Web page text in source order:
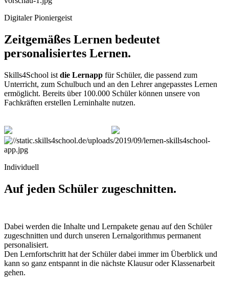
Digitaler Pioniergeist
Zeitgemäßes Lernen bedeutet
personalisiertes Lernen.
Skills4School ist die Lernapp für Schüler, die passend zum
Unterricht, zum Schulbuch und an den Lehrer angepasstes Lernen
ermöglicht. Bereits über 100.000 Schüler können unsere von
Fachkräften erstellen Lerninhalte nutzen.
Individuell
Auf jeden Schüler zugeschnitten.
Dabei werden die Inhalte und Lernpakete genau auf den Schüler
zugeschnitten und durch unseren Lernalgorithmus permanent
personalisiert.
Den Lernfortschritt hat der Schüler dabei immer im Überblick und
kann so ganz entspannt in die nächste Klausur oder Klassenarbeit
gehen.